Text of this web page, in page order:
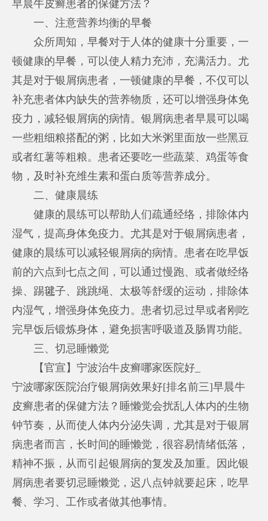
早晨牛皮癣患者的保健方法？
一、注意营养均衡的早餐
众所周知，早餐对于人体的健康十分重要，一
顿健康的早餐，可以使人精力充沛，充满活力。尤
其是对于银屑病患者，一顿健康的早餐，不仅可以
补充患者体内缺失的营养物质，还可以增强身体免
疫力，减轻银屑病的病情。银屑病患者早晨可以喝
一些粗细粮搭配的粥，比如大米粥里面放一些黑豆
或者红薯等粗粮。患者还要吃一些蔬菜、鸡蛋等食
物，及时补充维生素和蛋白质等营养成分。
二、健康晨练
健康的晨练可以帮助人们疏通经络，排除体内
湿气，提高身体免疫力。尤其是对于银屑病患者，
健康的晨练可以减轻银屑病的病情。患者在吃早饭
前的六点到七点之间，可以通过慢跑、或者做经络
操、踢毽子、跳跳绳、太极等舒缓的运动，排除体
内湿气，增强身体免疫力。患者切忌过早或者刚吃
完早饭后锻炼身体，避免损害呼吸道及肠胃功能。
三、切忌睡懒觉
【官宣】宁波治牛皮癣哪家医院好_
宁波哪家医院治疗银屑病效果好[排名前三]早晨牛
皮癣患者的保健方法？睡懒觉会扰乱人体内的生物
钟节奏，从而使人体内分泌失调，尤其是对于银屑
病患者而言，长时间的睡懒觉，很容易情绪低落，
精神不振，从而引起银屑病的复发及加重。因此银
屑病患者要切忌睡懒觉，迟八点钟就要起床，吃早
餐、学习、工作或者做其他事情。